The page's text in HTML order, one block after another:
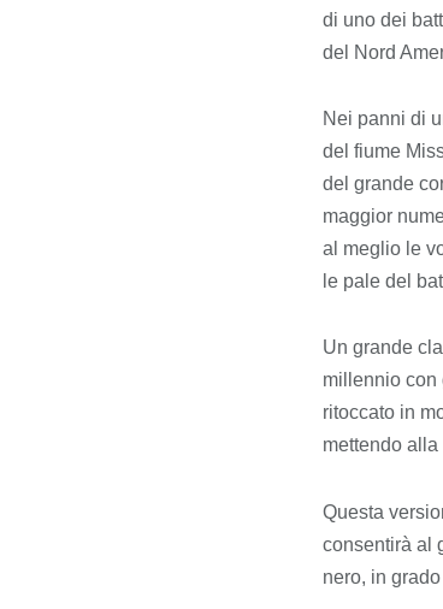
di uno dei
del Nord
Nei panni di
del fiume
del grande
maggior
al meglio le
le pale del
Un grande
millennio con
ritoccato in
mettendo
Questa
consentirà al
nero, in